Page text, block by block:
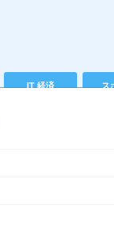
IT 経済 ス